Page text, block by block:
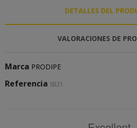
DETALLES DEL
VALORACIONES DE
Marca PRODIPE
Referencia SB21